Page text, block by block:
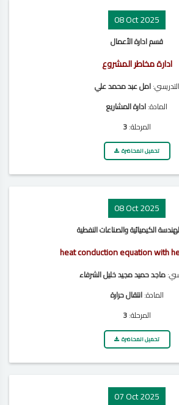
08 Oct 2025
قسم ادارة الأعمال
ادارة مخاطر المشروع
التدريسي:امل عبد محمد علي
المادة:ادارة المشاريع
المرحلة:3
تحميل المحاضرة
08 Oct 2025
الكيميائية والصناعات النفطية
heat conduction equation with
ماجد حميد مجيد خليل الشرفاء
المادة:انتقال حرارة
المرحلة:3
تحميل المحاضرة
07 Oct 2025